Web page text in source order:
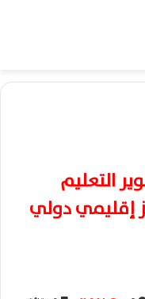
التعليم
إقليمي دولي